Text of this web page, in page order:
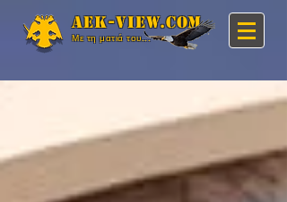
Aek-view.com
Με τη ματιά του...